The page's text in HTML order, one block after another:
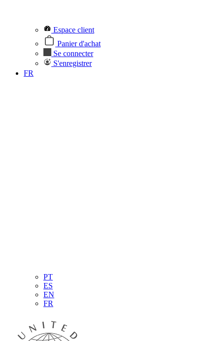
Espace client
Panier d'achat
Se connecter
S'enregistrer
FR
PT
ES
EN
FR